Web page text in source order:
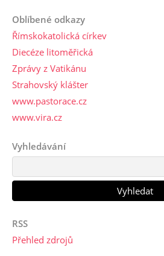
Oblíbené odkazy
Římskokatolická církev
Diecéze litoměřická
Zprávy z Vatikánu
Strahovský klášter
www.pastorace.cz
www.vira.cz
Vyhledávání
RSS
Přehled zdrojů